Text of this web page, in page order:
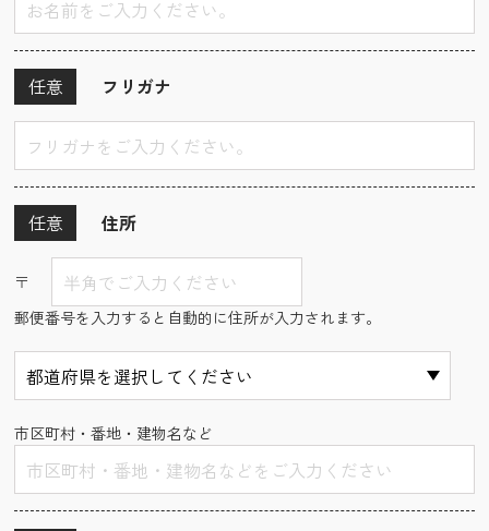
フリガナ
任意
住所
任意
〒
郵便番号を入力すると自動的に住所が入力されます。
市区町村・番地・建物名など